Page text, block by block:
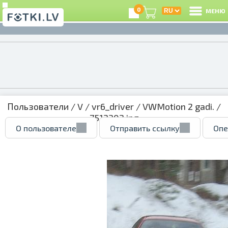
0 МЕНЮ
Пользователи /V /vr6_driver /VWMotion 2 gadi. /
7512302.jpg
О пользователе Отправить ссылку